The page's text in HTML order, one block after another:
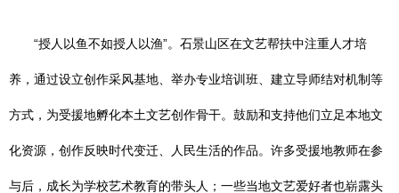
“授人以鱼不如授人以渔”。石景山区在文艺帮扶中注重人才培
养，通过设立创作采风基地、举办专业培训班、建立导师结对机制等
方式，为受援地孵化本土文艺创作骨干。鼓励和支持他们立足本地文
化资源，创作反映时代变迁、人民生活的作品。许多受援地教师在参
与后，成长为学校艺术教育的带头人；一些当地文艺爱好者也崭露头